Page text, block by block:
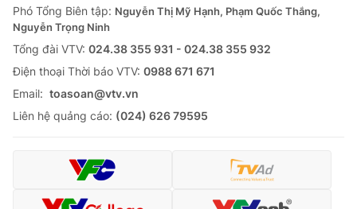
Phó Tổng Biên tập: Nguyễn Thị Mỹ Hạnh, Phạm Quốc Thắng,
Nguyễn Trọng Ninh
Tổng đài VTV: 024.38 355 931 - 024.38 355 932
Ðiện thoại Thời báo VTV: 0988 671 671
Email: toasoan@vtv.vn
Liên hệ quảng cáo: (024) 626 79595